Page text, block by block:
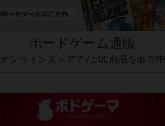
ボードゲーム通販
オンラインストアで7,500商品を販売中